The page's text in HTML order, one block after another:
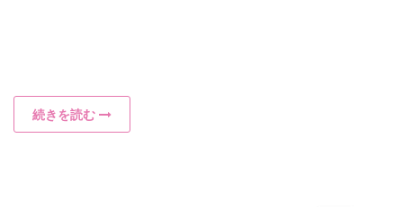
続きを読む